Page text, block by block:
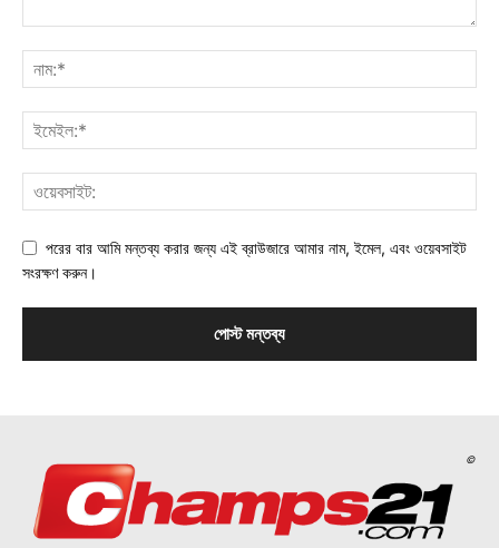
পরের বার আমি মন্তব্য করার জন্য এই ব্রাউজারে আমার নাম, ইমেল, এবং ওয়েবসাইট
সংরক্ষণ করুন।
©